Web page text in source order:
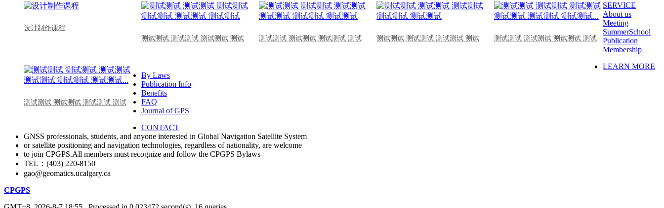
设计制作课程
测试测试 测试测试 测试测试 测试
测试测试 测试测试 测试测试 测试 测试测试 测试测试 测试测试 测试 测试测试 测试测试 测试测试 测试
测试测试 测试测试 测试测试 测试
SERVICE
About us
Meeting
SummerSchool
Publication
Membership
LEARN MORE
By Laws
Publication Info
Benefits
FAQ
Journal of GPS
CONTACT
GNSS professionals, students, and anyone interested in Global Navigation Satellite System
or satellite positioning and navigation technologies, regardless of nationality, are welcome
to join CPGPS.All members must recognize and follow the CPGPS Bylaws
TEL：(403) 220-8150
gao@geomatics.ucalgary.ca
CPGPS